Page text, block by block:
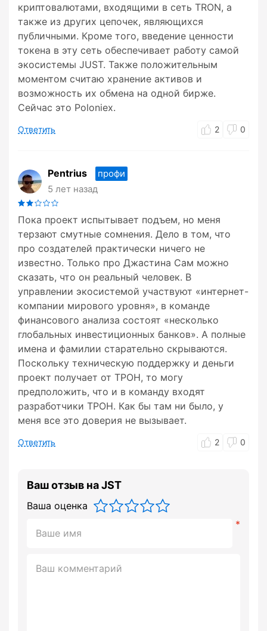
криптовалютами, входящими в сеть TRON, а
также из других цепочек, являющихся
публичными. Кроме того, введение ценности
токена в эту сеть обеспечивает работу самой
экосистемы JUST. Также положительным
моментом считаю хранение активов и
возможность их обмена на одной бирже.
Сейчас это Poloniex.
Ответить 2 0
Pentrius
профи
5 лет назад
Пока проект испытывает подъем, но меня
терзают смутные сомнения. Дело в том, что
про создателей практически ничего не
известно. Только про Джастина Сам можно
сказать, что он реальный человек. В
управлении экосистемой участвуют «интернет-
компании мирового уровня», в команде
финансового анализа состоят «несколько
глобальных инвестиционных банков». А полные
имена и фамилии старательно скрываются.
Поскольку техническую поддержку и деньги
проект получает от ТРОН, то могу
предположить, что и в команду входят
разработчики ТРОН. Как бы там ни было, у
меня все это доверия не вызывает.
Ответить 2 0
Ваш отзыв на JST
Ваша оценка